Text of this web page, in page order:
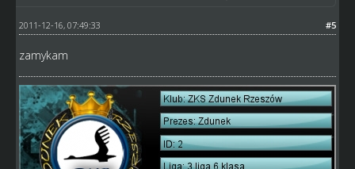
#5
2011-12-16, 07:49:33
zamykam